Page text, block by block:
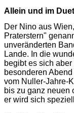
Allein und im
Der Nino aus
Praterstern"
unveränderten
Lande. In die
begibt es sich
besonderen
vom Nuller-Jahre-
bis zu ganz neuen
er wird sich